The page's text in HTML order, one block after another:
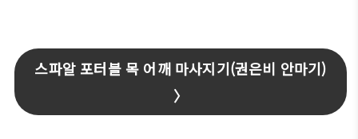
스파알 포터블 목 어깨 마사지기(권은비 안마기)
〉